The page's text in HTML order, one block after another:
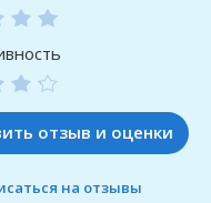
отзыв и оценки
на отзывы